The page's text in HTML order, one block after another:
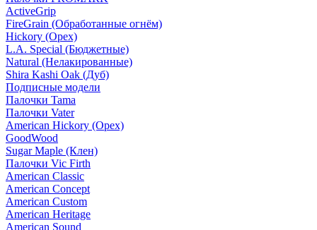
ActiveGrip
FireGrain (Обработанные огнём)
Hickory (Орех)
L.A. Special (Бюджетные)
Natural (Нелакированные)
Shira Kashi Oak (Дуб)
Подписные модели
Палочки Tama
Палочки Vater
American Hickory (Орех)
GoodWood
Sugar Maple (Клен)
Палочки Vic Firth
American Classic
American Concept
American Custom
American Heritage
American Sound